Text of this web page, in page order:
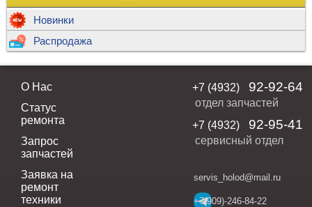
Новинки
Распродажа
О Нас
Статус
ремонта
Запрос
запчастей
Заявка на
ремонт
техники
+7 (4932) 92-92-64
отдел запчастей
+7 (4932)
92-95-41
сервисный отдел
servis_holod@mail.ru
+7(909)-246-84-22